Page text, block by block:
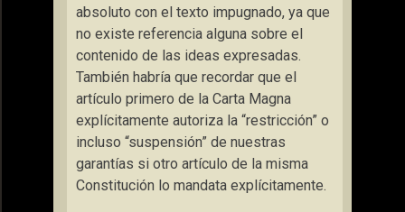
absoluto con el texto impugnado, ya que
no existe referencia alguna sobre el
contenido de las ideas expresadas.
También habría que recordar que el
artículo primero de la Carta Magna
explícitamente autoriza la “restricción” o
incluso “suspensión” de nuestras
garantías si otro artículo de la misma
Constitución lo mandata explícitamente.